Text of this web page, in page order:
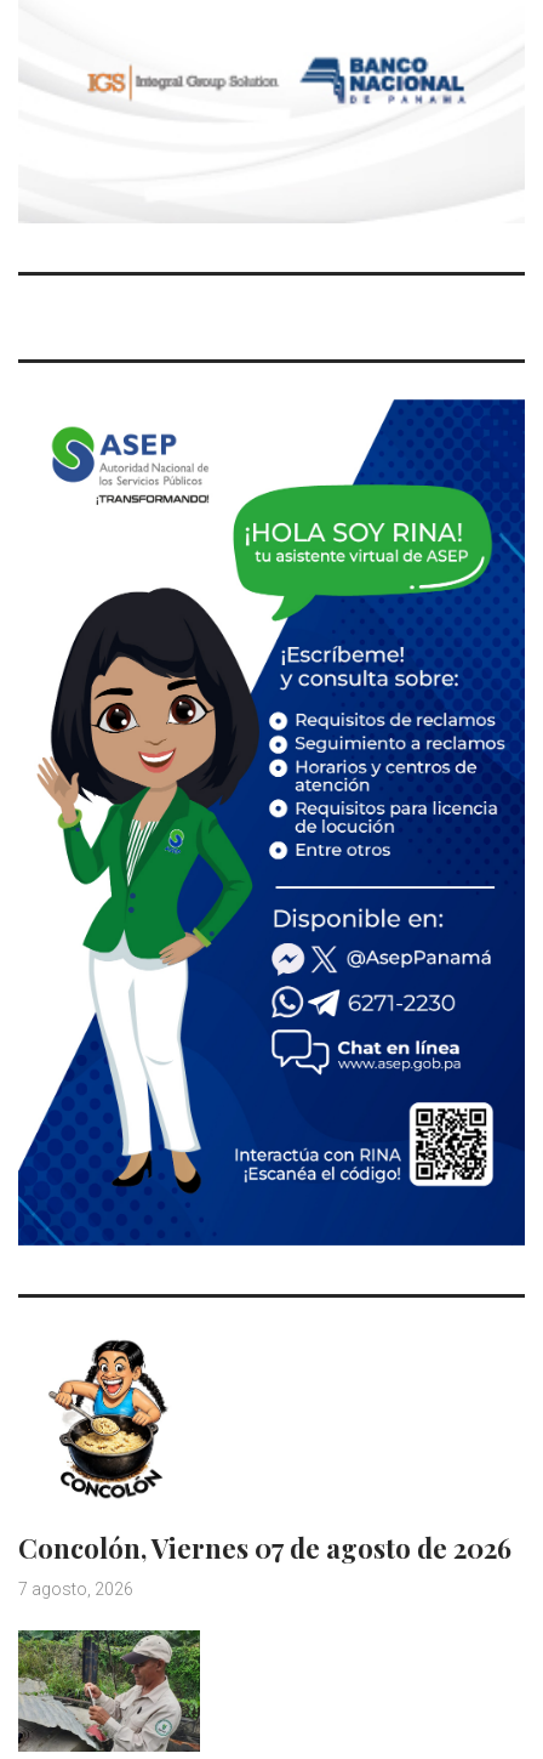
Concolón, Viernes 07 de agosto de 2026
7 agosto, 2026